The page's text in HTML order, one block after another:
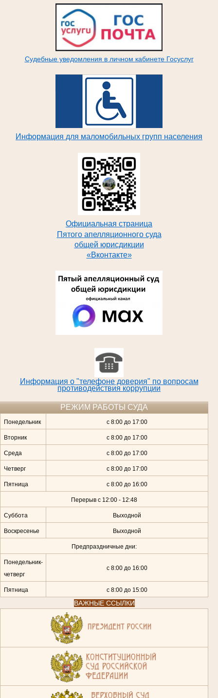
Судебные уведомления в личном кабинете Госуслуг
Информация для маломобильных групп населения
Официальная страница
Пятого апелляционного суда
общей юрисдикции
«Вконтакте»
Информация о "телефоне доверия" по вопросам
противодействия коррупции
РЕЖИМ РАБОТЫ СУДА
Понедельник с 8:00 до 17:00
Вторник с 8:00 до 17:00
Среда с 8:00 до 17:00
Четверг с 8:00 до 17:00
Пятница с 8:00 до 16:00
Перерыв с 12:00 - 12:48
Суббота Выходной
Воскресенье Выходной
Предпраздничные дни:
Понедельник-
четверг
с 8:00 до 16:00
Пятница с 8:00 до 15:00
ВАЖНЫЕ ССЫЛКИ